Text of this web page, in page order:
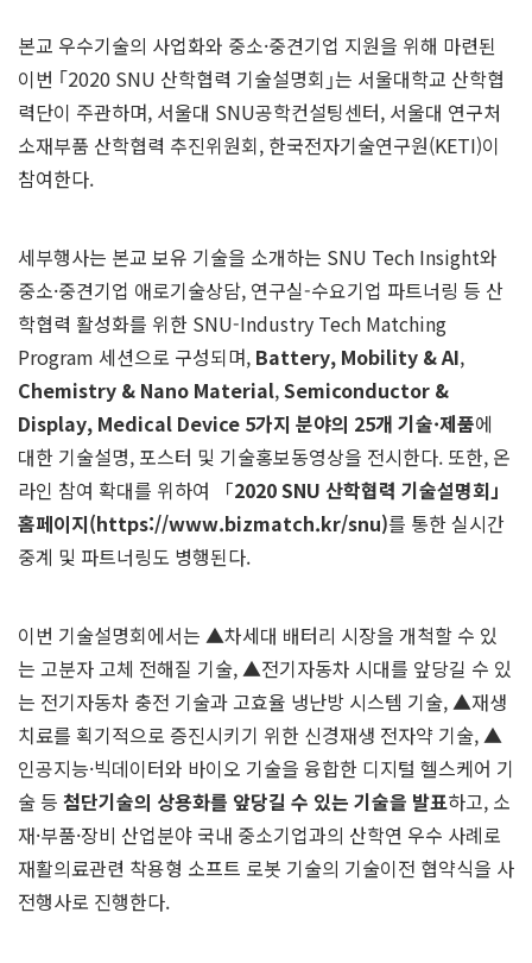
본교 우수기술의 사업화와 중소·중견기업 지원을 위해 마련된
이번 ｢2020 SNU 산학협력 기술설명회｣는 서울대학교 산학협
력단이 주관하며, 서울대 SNU공학컨설팅센터, 서울대 연구처
소재부품 산학협력 추진위원회, 한국전자기술연구원(KETI)이
참여한다.
세부행사는 본교 보유 기술을 소개하는 SNU Tech Insight와
중소·중견기업 애로기술상담, 연구실-수요기업 파트너링 등 산
학협력 활성화를 위한 SNU-Industry Tech Matching
Program 세션으로 구성되며, Battery, Mobility & AI,
Chemistry & Nano Material,Semiconductor &
Display, Medical Device 5가지 분야의 25개 기술·제품에
대한 기술설명, 포스터 및 기술홍보동영상을 전시한다. 또한, 온
라인 참여 확대를 위하여 「2020 SNU 산학협력 기술설명회 」
홈페이지(https://www.bizmatch.kr/snu)를 통한 실시간
중계 및 파트너링도 병행된다.
이번 기술설명회에서는 ▲차세대 배터리 시장을 개척할 수 있
는 고분자 고체 전해질 기술, ▲전기자동차 시대를 앞당길 수 있
는 전기자동차 충전 기술과 고효율 냉난방 시스템 기술, ▲재생
치료를 획기적으로 증진시키기 위한 신경재생 전자약 기술, ▲
인공지능·빅데이터와 바이오 기술을 융합한 디지털 헬스케어 기
술 등 첨단기술의 상용화를 앞당길 수 있는 기술을 발표하고, 소
재·부품·장비 산업분야 국내 중소기업과의 산학연 우수 사례로
재활의료관련 착용형 소프트 로봇 기술의 기술이전 협약식을 사
전행사로 진행한다.